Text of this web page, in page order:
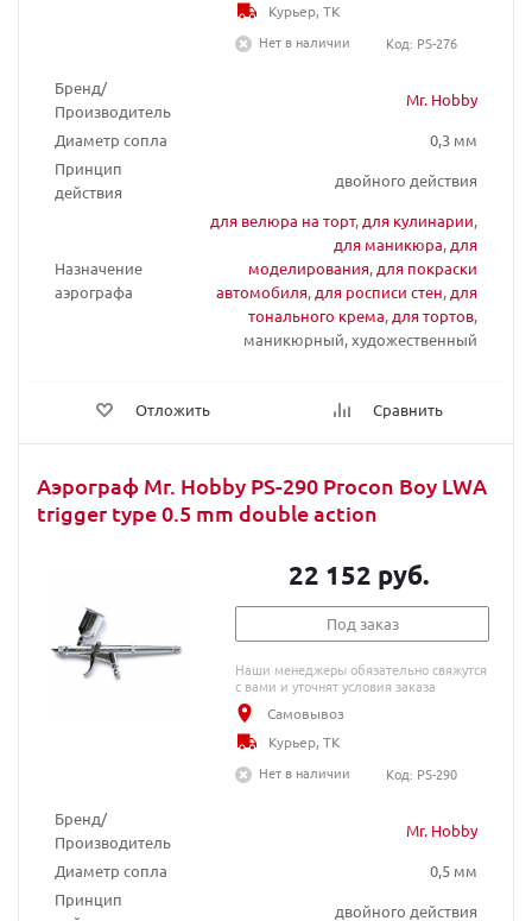
Бренд/
Производитель
Mr. Hobby
Диаметр сопла
0,3 мм
Принцип
действия
двойного действия
Назначение
аэрографа
для велюра на торт, для кулинарии,
для маникюра, для
моделирования, для покраски
автомобиля, для росписи стен, для
тонального крема, для тортов,
маникюрный, художественный
Отложить Сравнить
Курьер, ТК
Нет в наличии
Код: PS-276
Аэрограф Mr. Hobby PS-290 Procon Boy LWA
trigger type 0.5 mm double action
Бренд/
Производитель
Mr. Hobby
Диаметр сопла
0,5 мм
Принцип
двойного действия
22 152 руб.
Под заказ
Наши менеджеры обязательно свяжутся
с вами и уточнят условия заказа
Самовывоз
Курьер, ТК
Нет в наличии
Код: PS-290